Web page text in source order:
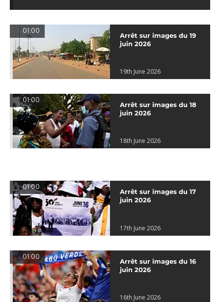
01:00
Arrêt sur images du 19
juin 2026
19th June 2026
01:00
Arrêt sur images du 18
juin 2026
18th June 2026
01:00
Arrêt sur images du 17
juin 2026
17th June 2026
01:00
Arrêt sur images du 16
juin 2026
16th June 2026